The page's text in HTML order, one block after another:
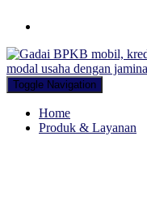
Toggle Navigation
Home
Produk & Layanan